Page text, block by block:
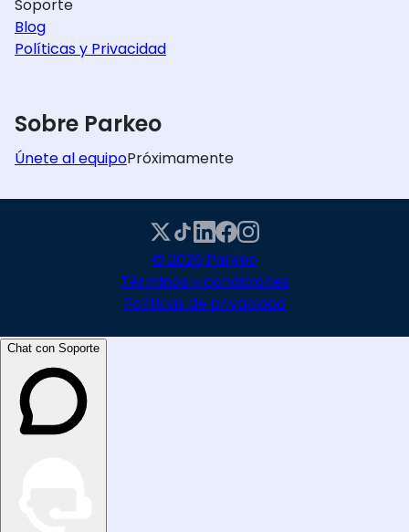
Soporte
Blog
Políticas y Privacidad
Sobre Parkeo
Únete al equipoPróximamente
© 2026 Parkeo
Términos y condiciones
Políticas de privacidad
Chat con Soporte